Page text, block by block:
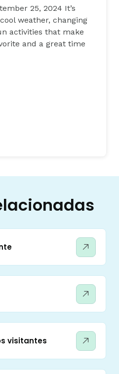
25, 2024 It’s
weather, changing
activities that make
and a great time
visitantes